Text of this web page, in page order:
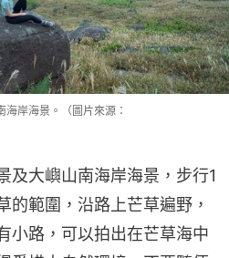
岸海景。（圖片來源：
及大嶼山南海岸海景，步行1
的範圍，沿路上芒草遍野，
小路，可以拍出在芒草海中